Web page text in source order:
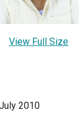
View Full Size
2010